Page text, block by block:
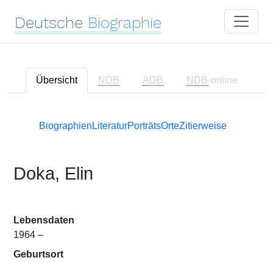
Deutsche Biographie
Übersicht NDB ADB NDB-online
Biographien LiteraturPorträtsOrteZitierweise
Doka, Elin
Lebensdaten
1964 –
Geburtsort